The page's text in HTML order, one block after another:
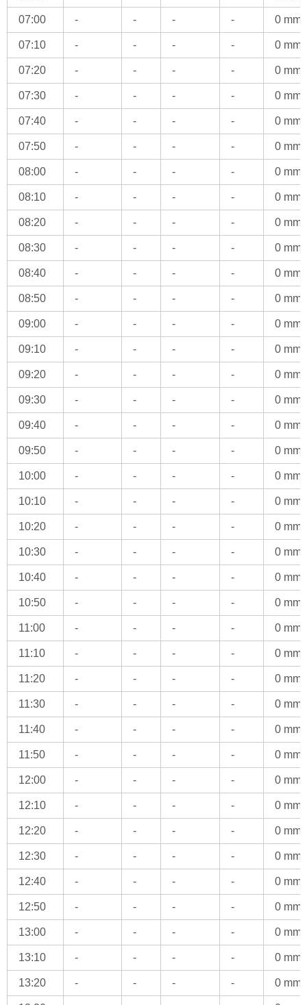
07:00 - - - - 0 mm
07:10 - - - - 0 mm
07:20 - - - - 0 mm
07:30 - - - - 0 mm
07:40 - - - - 0 mm
07:50 - - - - 0 mm
08:00 - - - - 0 mm
08:10 - - - - 0 mm
08:20 - - - - 0 mm
08:30 - - - - 0 mm
08:40 - - - - 0 mm
08:50 - - - - 0 mm
09:00 - - - - 0 mm
09:10 - - - - 0 mm
09:20 - - - - 0 mm
09:30 - - - - 0 mm
09:40 - - - - 0 mm
09:50 - - - - 0 mm
10:00 - - - - 0 mm
10:10 - - - - 0 mm
10:20 - - - - 0 mm
10:30 - - - - 0 mm
10:40 - - - - 0 mm
10:50 - - - - 0 mm
11:00 - - - - 0 mm
11:10 - - - - 0 mm
11:20 - - - - 0 mm
11:30 - - - - 0 mm
11:40 - - - - 0 mm
11:50 - - - - 0 mm
12:00 - - - - 0 mm
12:10 - - - - 0 mm
12:20 - - - - 0 mm
12:30 - - - - 0 mm
12:40 - - - - 0 mm
12:50 - - - - 0 mm
13:00 - - - - 0 mm
13:10 - - - - 0 mm
13:20 - - - - 0 mm